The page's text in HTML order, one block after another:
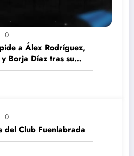
0
a Álex Rodríguez,
Borja Díaz tras su
0
del Club Fuenlabrada